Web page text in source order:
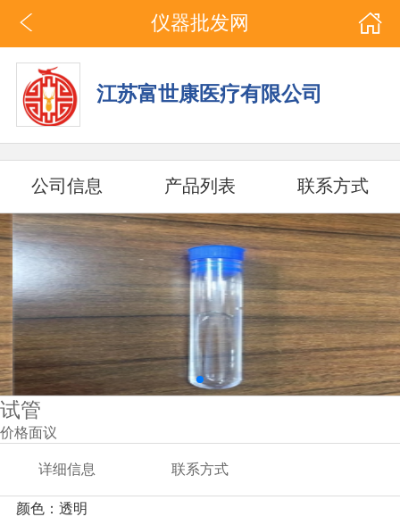
仪器批发网
江苏富世康医疗有限公司
公司信息 产品列表 联系方式
试管
价格面议
详细信息 联系方式
颜色：透明